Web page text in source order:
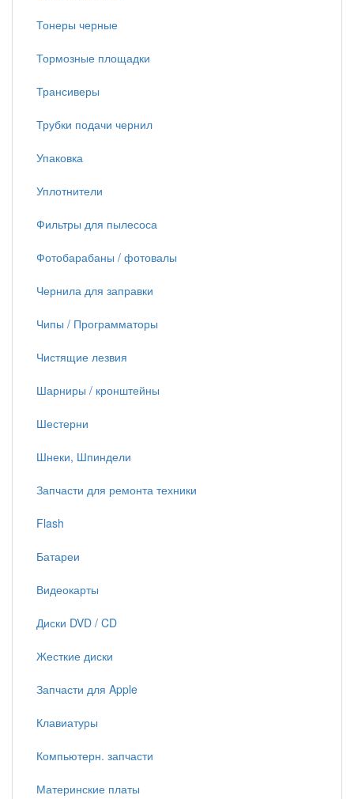
Тонеры черные
Тормозные площадки
Трансиверы
Трубки подачи чернил
Упаковка
Уплотнители
Фильтры для пылесоса
Фотобарабаны / фотовалы
Чернила для заправки
Чипы / Программаторы
Чистящие лезвия
Шарниры / кронштейны
Шестерни
Шнеки, Шпиндели
Запчасти для ремонта техники
Flash
Батареи
Видеокарты
Диски DVD / CD
Жесткие диски
Запчасти для Apple
Клавиатуры
Компьютерн. запчасти
Материнские платы